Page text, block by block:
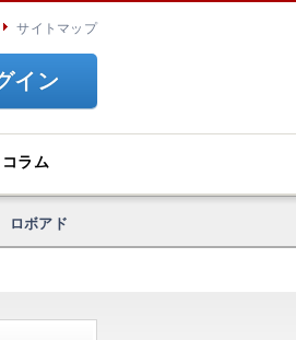
サイトマップ
イン
コラム
ロボアド